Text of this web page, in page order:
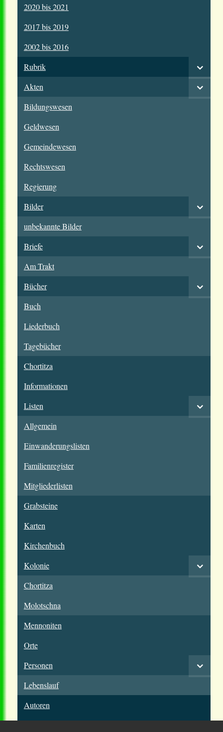
2020 bis 2021
2017 bis 2019
2002 bis 2016
Rubrik
Akten
Bildungswesen
Geldwesen
Gemeindewesen
Rechtswesen
Regierung
Bilder
unbekannte Bilder
Briefe
Am Trakt
Bücher
Buch
Liederbuch
Tagebücher
Chortitza
Informationen
Listen
Allgemein
Einwanderungslisten
Familienregister
Mitgliederlisten
Grabsteine
Karten
Kirchenbuch
Kolonie
Chortitza
Molotschna
Mennoniten
Orte
Personen
Lebenslauf
Autoren